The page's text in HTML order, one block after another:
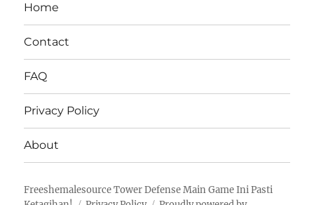
Home
Contact
FAQ
Privacy Policy
About
Freeshemalesource Tower Defense Main Game Ini Pasti